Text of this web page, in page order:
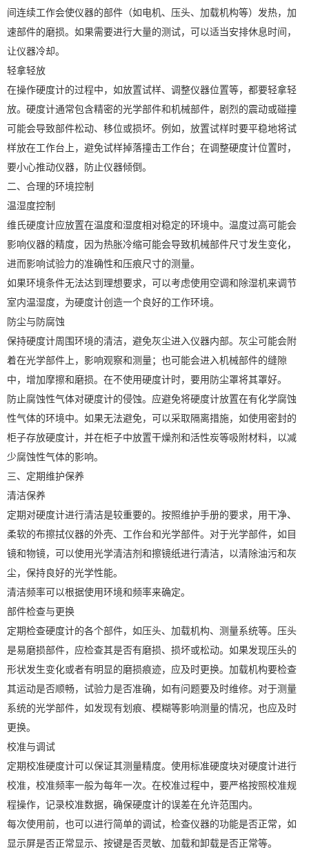
间连续工作会使仪器的部件（如电机、压头、加载机构等）发热，加
速部件的磨损。如果需要进行大量的测试，可以适当安排休息时间，
让仪器冷却。
轻拿轻放
在操作硬度计的过程中，如放置试样、调整仪器位置等，都要轻拿轻
放。硬度计通常包含精密的光学部件和机械部件，剧烈的震动或碰撞
可能会导致部件松动、移位或损坏。例如，放置试样时要平稳地将试
样放在工作台上，避免试样掉落撞击工作台；在调整硬度计位置时，
要小心推动仪器，防止仪器倾倒。
二、合理的环境控制
温湿度控制
维氏硬度计应放置在温度和湿度相对稳定的环境中。温度过高可能会
影响仪器的精度，因为热胀冷缩可能会导致机械部件尺寸发生变化，
进而影响试验力的准确性和压痕尺寸的测量。
如果环境条件无法达到理想要求，可以考虑使用空调和除湿机来调节
室内温湿度，为硬度计创造一个良好的工作环境。
防尘与防腐蚀
保持硬度计周围环境的清洁，避免灰尘进入仪器内部。灰尘可能会附
着在光学部件上，影响观察和测量；也可能会进入机械部件的缝隙
中，增加摩擦和磨损。在不使用硬度计时，要用防尘罩将其罩好。
防止腐蚀性气体对硬度计的侵蚀。应避免将硬度计放置在有化学腐蚀
性气体的环境中。如果无法避免，可以采取隔离措施，如使用密封的
柜子存放硬度计，并在柜子中放置干燥剂和活性炭等吸附材料，以减
少腐蚀性气体的影响。
三、定期维护保养
清洁保养
定期对硬度计进行清洁是较重要的。按照维护手册的要求，用干净、
柔软的布擦拭仪器的外壳、工作台和光学部件。对于光学部件，如目
镜和物镜，可以使用光学清洁剂和擦镜纸进行清洁，以清除油污和灰
尘，保持良好的光学性能。
清洁频率可以根据使用环境和频率来确定。
部件检查与更换
定期检查硬度计的各个部件，如压头、加载机构、测量系统等。压头
是易磨损部件，应检查其是否有磨损、损坏或松动。如果发现压头的
形状发生变化或者有明显的磨损痕迹，应及时更换。加载机构要检查
其运动是否顺畅，试验力是否准确，如有问题要及时维修。对于测量
系统的光学部件，如发现有划痕、模糊等影响测量的情况，也应及时
更换。
校准与调试
定期校准硬度计可以保证其测量精度。使用标准硬度块对硬度计进行
校准，校准频率一般为每年一次。在校准过程中，要严格按照校准规
程操作，记录校准数据，确保硬度计的误差在允许范围内。
每次使用前，也可以进行简单的调试，检查仪器的功能是否正常，如
显示屏是否正常显示、按键是否灵敏、加载和卸载是否正常等。
扫描微信二维码 X